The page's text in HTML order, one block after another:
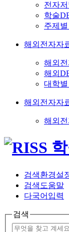
전자
학술
주제
해외전자자
해외
해외
대학
해외전자자
해외전
검색환경설
검색도움말
다국어입력
검색